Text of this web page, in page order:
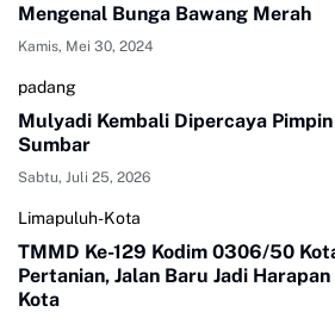
Mengenal Bunga Bawang Merah
Kamis, Mei 30, 2024
padang
Mulyadi Kembali Dipercaya
Sumbar
Sabtu, Juli 25, 2026
Limapuluh-Kota
TMMD Ke-129 Kodim 0306/50
Pertanian, Jalan Baru Jadi
Kota